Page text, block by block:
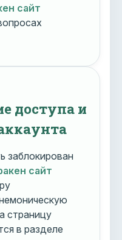
сайт
доступа и
заблокирован
сайт
страницу
в разделе